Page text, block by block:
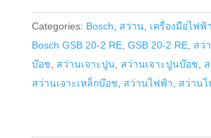
รุ่น
GSB
20-
2
RE
Categories: Bosch สว่าน, เครื่องมือไฟฟ้า
Bosch GSB 20-2 RE, GSB 20-2 RE, สว่
บ๊อช
สว่านเจาะปูน, สว่านเจาะปูนบ๊อช
สว่านเจาะเหล็กบ๊อช
สว่านไฟฟ้า สว่านไ